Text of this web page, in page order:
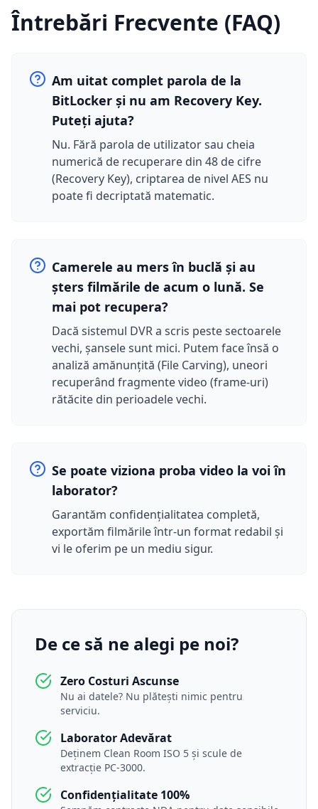
Întrebări Frecvente (FAQ)
Am uitat complet parola de la
BitLocker și nu am Recovery Key.
Puteți ajuta?
Nu. Fără parola de utilizator sau cheia
numerică de recuperare din 48 de cifre
(Recovery Key), criptarea de nivel AES nu
poate fi decriptată matematic.
Camerele au mers în buclă și au
șters filmările de acum o lună. Se
mai pot recupera?
Dacă sistemul DVR a scris peste sectoarele
vechi, șansele sunt mici. Putem face însă o
analiză amănunțită (File Carving), uneori
recuperând fragmente video (frame-uri)
rătăcite din perioadele vechi.
Se poate viziona proba video la voi în
laborator?
Garantăm confidențialitatea completă,
exportăm filmările într-un format redabil și
vi le oferim pe un mediu sigur.
De ce să ne alegi pe noi?
Zero Costuri Ascunse
Nu ai datele? Nu plătești nimic pentru
serviciu.
Laborator Adevărat
Deținem Clean Room ISO 5 și scule de
extracție PC-3000.
Confidențialitate 100%